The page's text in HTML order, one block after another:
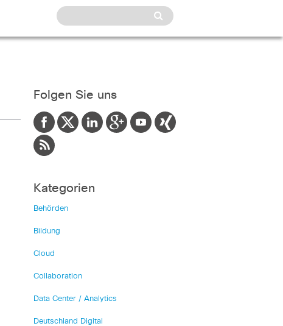
Folgen Sie uns
Kategorien
Behörden
Bildung
Cloud
Collaboration
Data Center / Analytics
Deutschland Digital